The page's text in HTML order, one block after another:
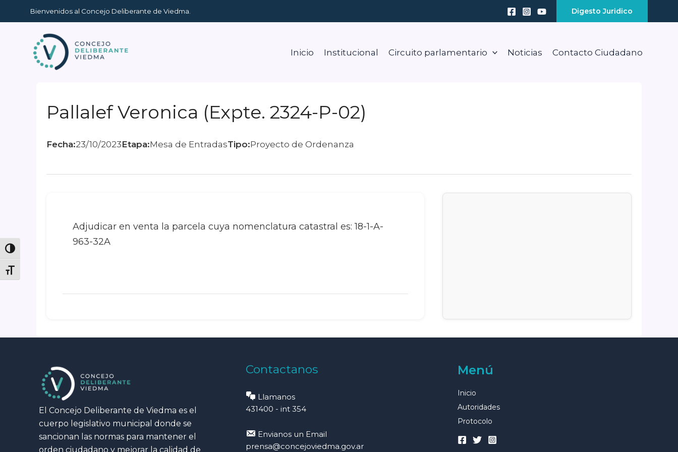
Toggle High Contrast
Toggle Font size
al
contenido
Bienvenidos al Concejo Deliberante de Viedma. Digesto Juridico
Inicio Institucional Circuito parlamentario Noticias Contacto Ciudadano
Pallalef Veronica (Expte. 2324-P-02)
Fecha:23/10/2023Etapa:Mesa de EntradasTipo:Proyecto de Ordenanza
Adjudicar en venta la parcela cuya nomenclatura catastral es: 18-1-A-
963-32A
El Concejo Deliberante de Viedma es el
cuerpo legislativo municipal donde se
sancionan las normas para mantener el
orden ciudadano y mejorar la calidad de
Contactanos
Llamanos
431400 - int 354
Envianos un Email
prensa@concejoviedma.gov.ar
Menú
Inicio
Autoridades
Protocolo